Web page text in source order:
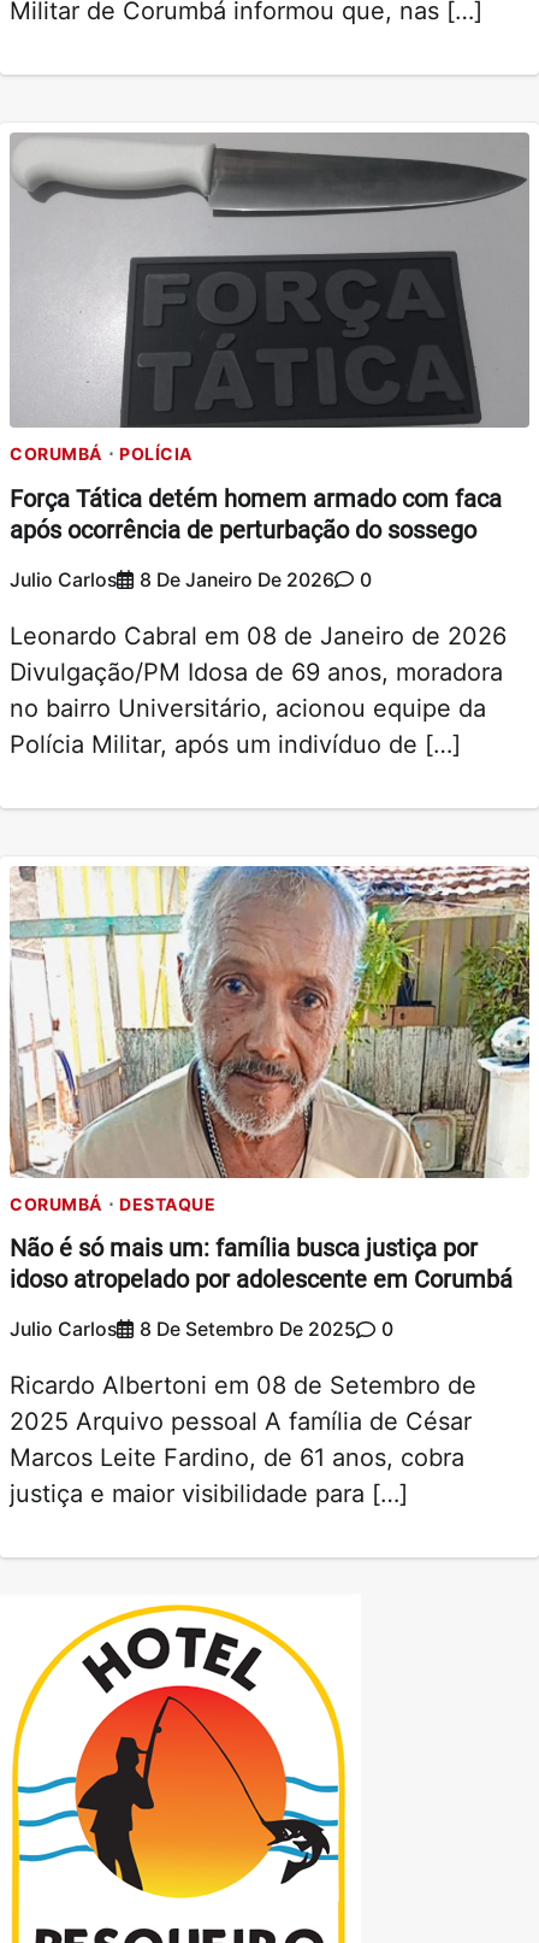
Militar de Corumbá informou que, nas […]
CORUMBÁ POLÍCIA
Força Tática detém homem armado com faca
após ocorrência de perturbação do sossego
Julio Carlos 8 De Janeiro De 2026 0
Leonardo Cabral em 08 de Janeiro de 2026
Divulgação/PM Idosa de 69 anos, moradora
no bairro Universitário, acionou equipe da
Polícia Militar, após um indivíduo de […]
CORUMBÁ DESTAQUE
Não é só mais um: família busca justiça por
idoso atropelado por adolescente em Corumbá
Julio Carlos 8 De Setembro De 2025 0
Ricardo Albertoni em 08 de Setembro de
2025 Arquivo pessoal A família de César
Marcos Leite Fardino, de 61 anos, cobra
justiça e maior visibilidade para […]